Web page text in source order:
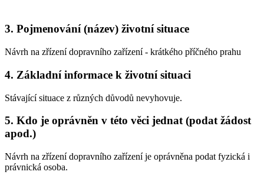
3. Pojmenování (název) životní situace
Návrh na zřízení dopravního zařízení - krátkého příčného prahu
4. Základní informace k životní situaci
Stávající situace z různých důvodů nevyhovuje.
5. Kdo je oprávněn v této věci jednat (podat žádost
apod.)
Návrh na zřízení dopravního zařízení je oprávněna podat fyzická i
právnická osoba.